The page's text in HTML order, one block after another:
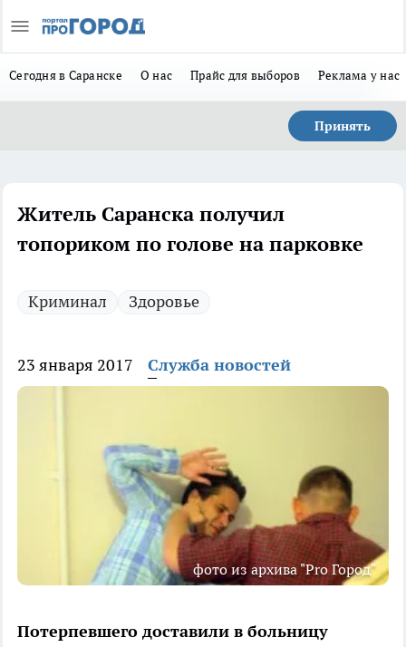
Сегодня в Саранске О нас Прайс для выборов Реклама у нас
Принять
Житель Саранска получил
топориком по голове на парковке
Криминал Здоровье
23 января 2017 Служба новостей
фото из архива "Pro Город"
Потерпевшего доставили в больницу